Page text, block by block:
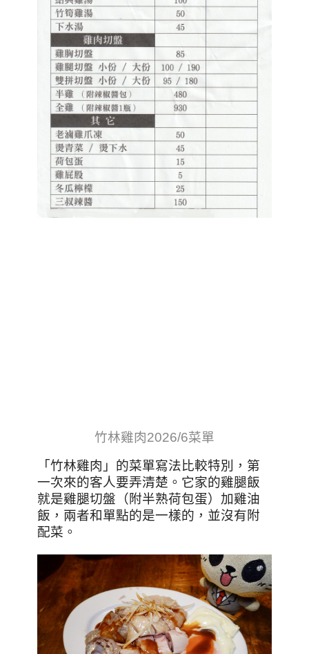
竹林雞肉2026/6菜單
「竹林雞肉」的菜單寫法比較特別，第
一次來的客人要弄清楚。它家的雞腿飯
就是雞腿切盤（附半熟荷包蛋）加雞油
飯，兩者和單點的是一樣的，並沒有附
配菜。